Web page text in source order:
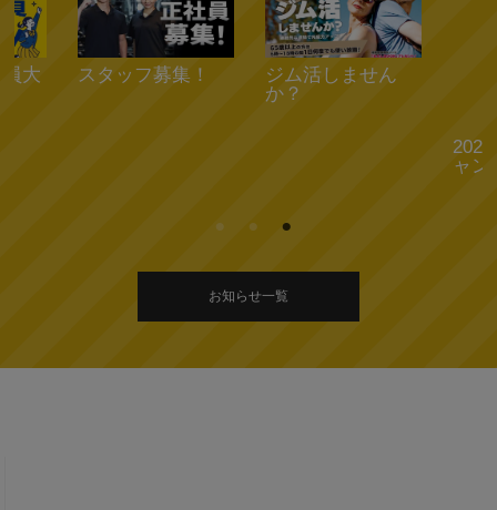
大 スタッフ募集！
ジム活しません
か？
お知らせ一覧